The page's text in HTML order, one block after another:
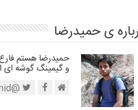
ی حمیدرضا
حمیدرضا هستم فارغ
و گیمینگ گوشه ای
@piri_hamid